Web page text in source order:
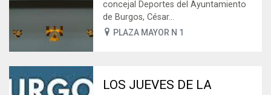
concejal Deportes del Ayuntamiento
de Burgos, César...
PLAZA MAYOR N 1
LOS JUEVES DE LA